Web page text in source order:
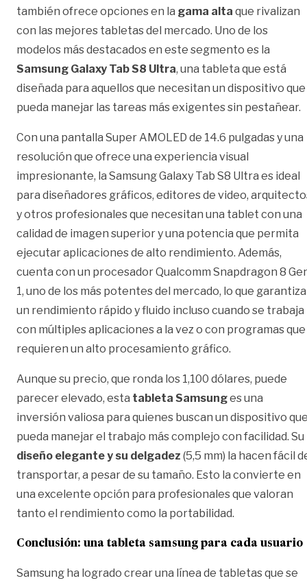
también ofrece opciones en la gama alta que rivalizan
con las mejores tabletas del mercado. Uno de los
modelos más destacados en este segmento es la
Samsung Galaxy Tab S8 Ultra, una tableta que está
diseñada para aquellos que necesitan un dispositivo que
pueda manejar las tareas más exigentes sin pestañear.
Con una pantalla Super AMOLED de 14.6 pulgadas y una
resolución que ofrece una experiencia visual
impresionante, la Samsung Galaxy Tab S8 Ultra es ideal
para diseñadores gráficos, editores de video,
y otros profesionales que necesitan una tablet con una
calidad de imagen superior y una potencia que permita
ejecutar aplicaciones de alto rendimiento. Además,
cuenta con un procesador Qualcomm Snapdragon 8
1, uno de los más potentes del mercado, lo que garantiza
un rendimiento rápido y fluido incluso cuando se trabaja
con múltiples aplicaciones a la vez o con programas que
requieren un alto procesamiento gráfico.
Aunque su precio, que ronda los 1,100 dólares, puede
parecer elevado, esta tableta Samsunges una
inversión valiosa para quienes buscan un dispositivo
pueda manejar el trabajo más complejo con facilidad. Su
diseño elegante y su delgadez (5,5 mm) la hacen fácil
transportar, a pesar de su tamaño. Esto la convierte en
una excelente opción para profesionales que valoran
tanto el rendimiento como la portabilidad.
Conclusión: una tableta samsung para cada usuario
Samsung ha logrado crear una línea de tabletas que se